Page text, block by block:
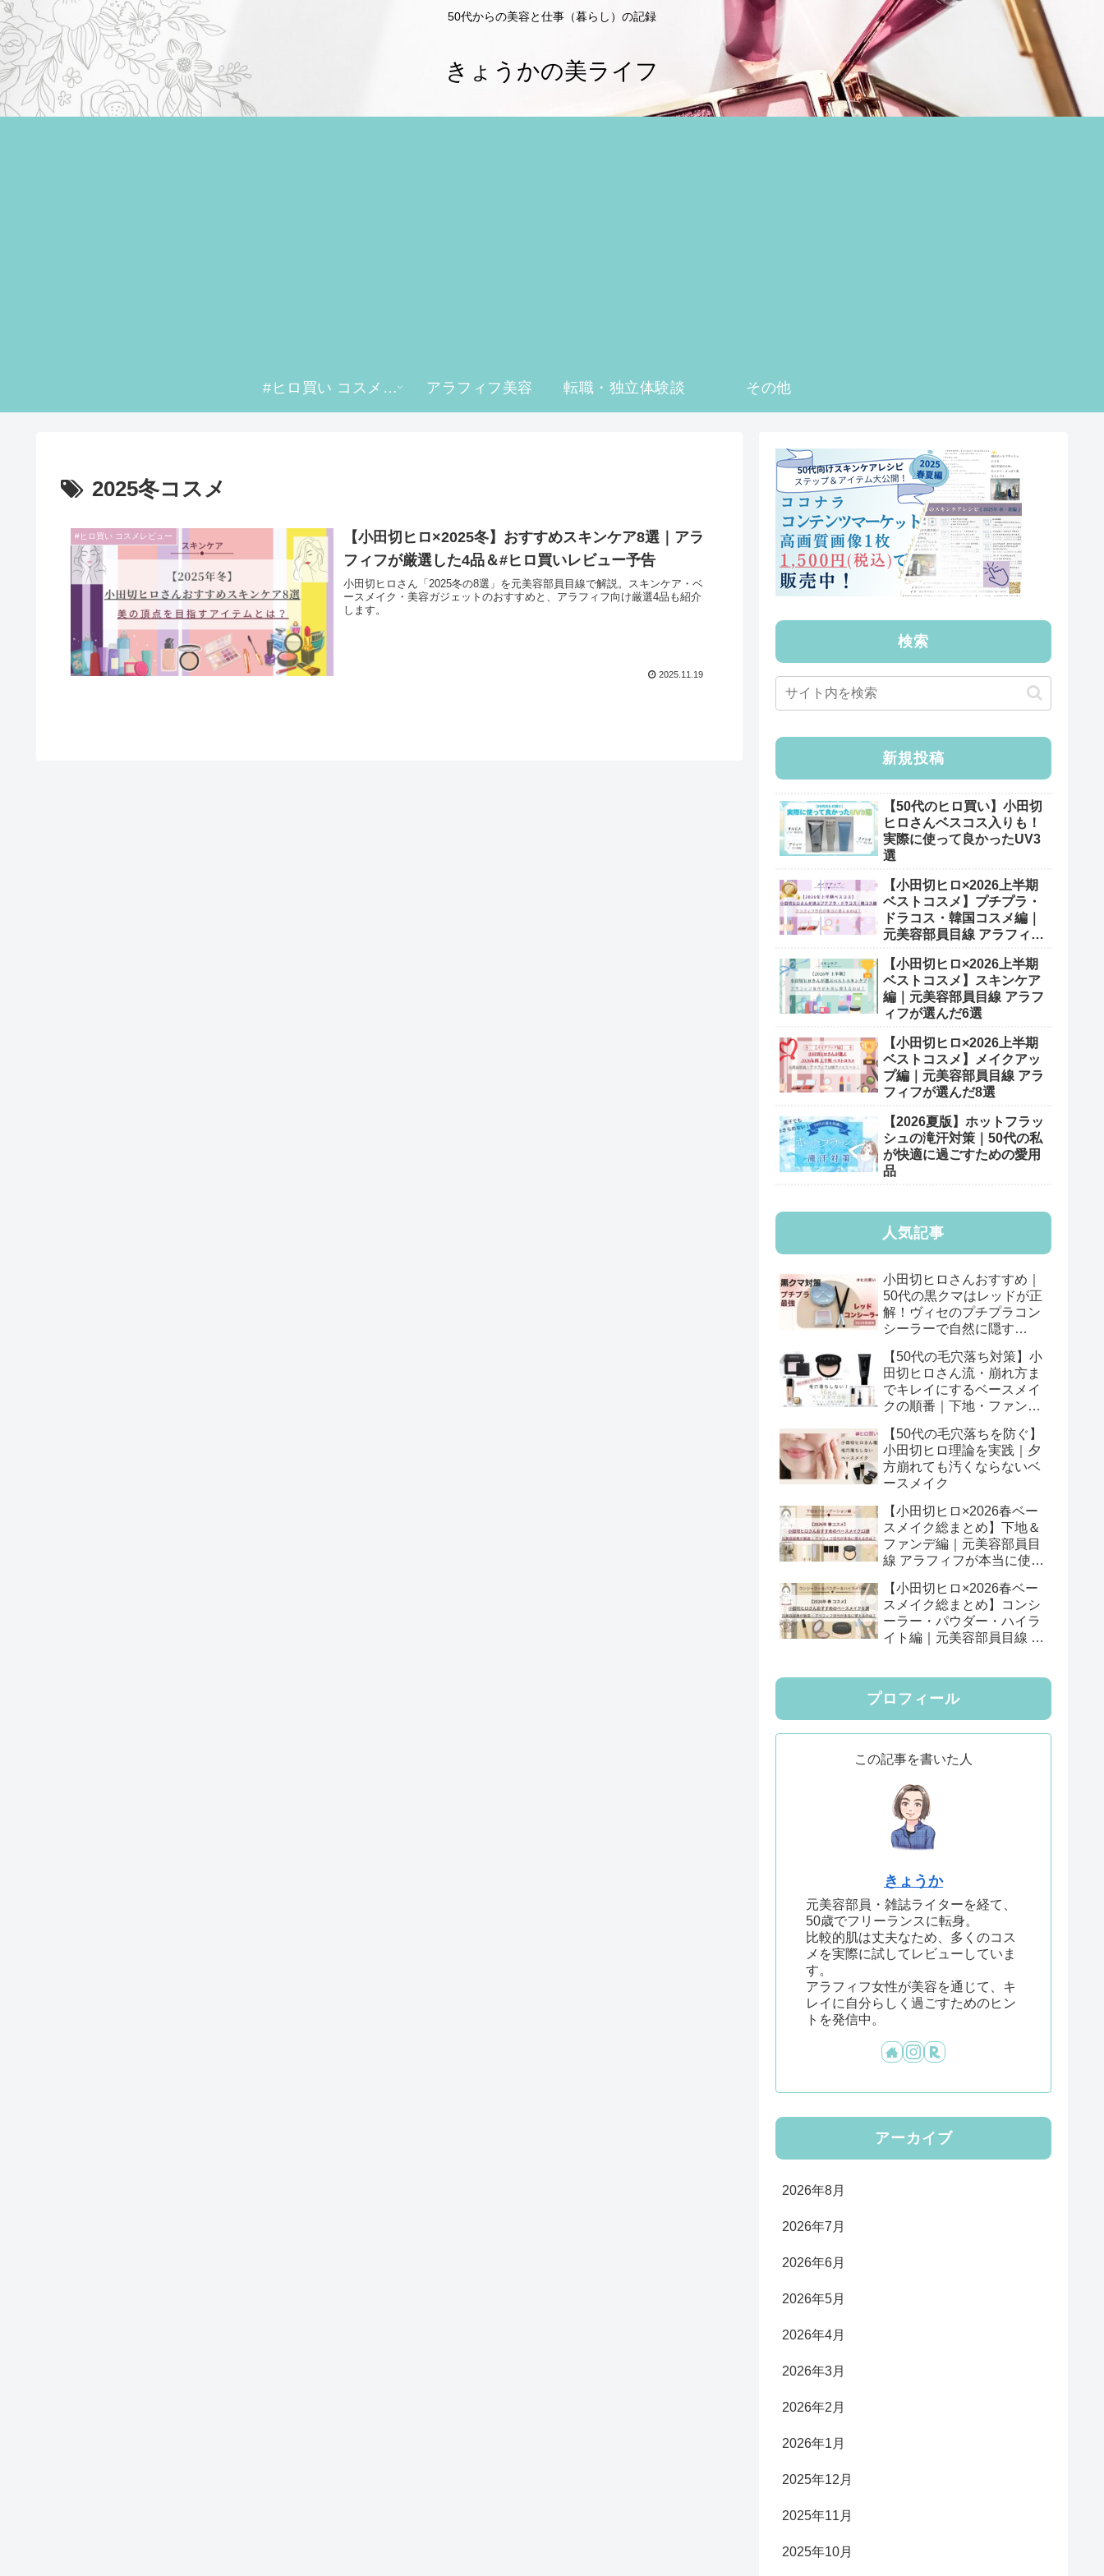
50代からの美容と仕事（暮らし）の記録
きょうかの美ライフ
#ヒロ買い コスメレビュー アラフィフ美容 転職・独立体験談 その他
2025冬コスメ
#ヒロ買い コスメレビュー
【小田切ヒロ×2025冬】おすすめスキンケア8選｜アラ
フィフが厳選した4品＆#ヒロ買いレビュー予告
小田切ヒロさん「2025冬の8選」を元美容部員目線で解説。スキンケア・ベ
ースメイク・美容ガジェットのおすすめと、アラフィフ向け厳選4品も紹介
します。
2025.11.19
検索
新規投稿
【50代のヒロ買い】小田切
ヒロさんベスコス入りも！
実際に使って良かったUV3
選
【小田切ヒロ×2026上半期
ベストコスメ】プチプラ・
ドラコス・韓国コスメ編｜
元美容部員目線 アラフィフ
【小田切ヒロ×2026上半期
ベストコスメ】スキンケア
編｜元美容部員目線 アラフ
ィフが選んだ6選
【小田切ヒロ×2026上半期
ベストコスメ】メイクアッ
プ編｜元美容部員目線 アラ
フィフが選んだ8選
【2026夏版】ホットフラッ
シュの滝汗対策｜50代の私
が快適に過ごすための愛用
品
人気記事
小田切ヒロさんおすすめ｜
50代の黒クマはレッドが正
解！ヴィセのプチプラコン
シーラーで自然に隠す
【50代の毛穴落ち対策】小
田切ヒロさん流・崩れ方ま
でキレイにするベースメイ
クの順番｜下地・ファン
【50代の毛穴落ちを防ぐ】
小田切ヒロ理論を実践｜夕
方崩れても汚くならないベ
ースメイク
【小田切ヒロ×2026春ベー
スメイク総まとめ】下地＆
ファンデ編｜元美容部員目
線 アラフィフが本当に使え
【小田切ヒロ×2026春ベー
スメイク総まとめ】コンシ
ーラー・パウダー・ハイラ
イト編｜元美容部員目線 ア
プロフィール
この記事を書いた人
きょうか
元美容部員・雑誌ライターを経て、
50歳でフリーランスに転身。
比較的肌は丈夫なため、多くのコス
メを実際に試してレビューしていま
す。
アラフィフ女性が美容を通じて、キ
レイに自分らしく過ごすためのヒン
トを発信中。
アーカイブ
2026年8月
2026年7月
2026年6月
2026年5月
2026年4月
2026年3月
2026年2月
2026年1月
2025年12月
2025年11月
2025年10月